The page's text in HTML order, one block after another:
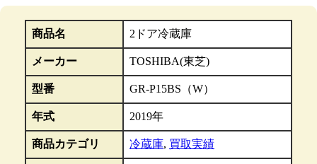
商品名 2ドア冷蔵庫
メーカー TOSHIBA(東芝)
型番 GR-P15BS（W）
年式 2019年
商品カテゴリ 冷蔵庫, 買取実績